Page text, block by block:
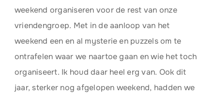
weekend organiseren voor de rest van onze
vriendengroep. Met in de aanloop van het
weekend een en al mysterie en puzzels om te
ontrafelen waar we naartoe gaan en wie het toch
organiseert. Ik houd daar heel erg van. Ook dit
jaar, sterker nog afgelopen weekend, hadden we